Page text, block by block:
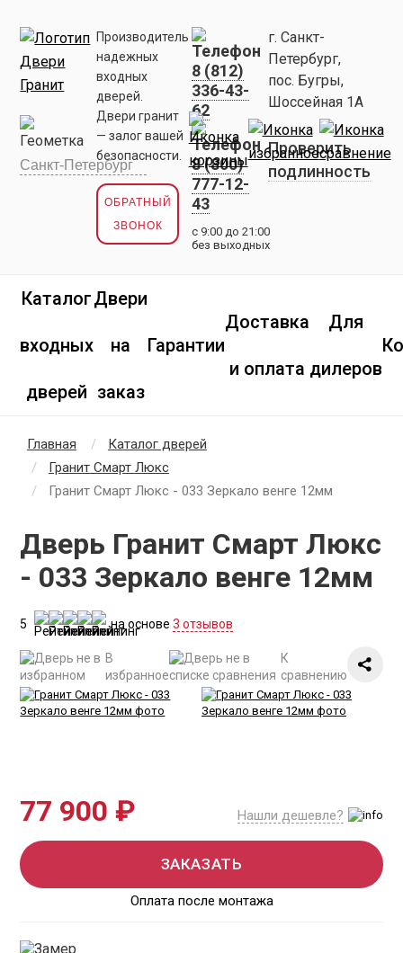
Производитель
надежных
входных
дверей.
Двери гранит
— залог вашей
безопасности.
ОБРАТНЫЙ
ЗВОНОК
8 (812)
336-43-
62
8 (800)
777-12-
43
с 9:00 до 21:00
без выходных
г. Санкт-
Петербург,
пос. Бугры,
Шоссейная 1А
Проверить
подлинность
Каталог
входных
дверей
Двери
на
заказ
Гарантии
Доставка
и оплата
Для
дилеров
Главная
Каталог дверей
Гранит Смарт Люкс
Гранит Смарт Люкс - 033 Зеркало венге 12мм
Дверь Гранит Смарт Люкс
- 033 Зеркало венге 12мм
5 на основе3 отзывов
В
избранное
К
сравнению
77 900 ₽ Нашли дешевле?
ЗАКАЗАТЬ
Оплата после монтажа